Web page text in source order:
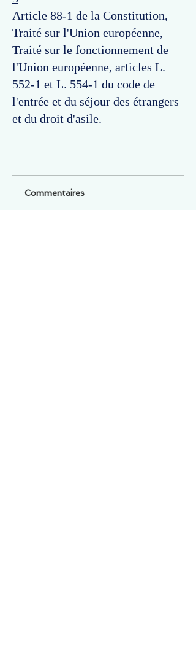
Article 88-1 de la Constitution,
Traité sur l'Union européenne,
Traité sur le fonctionnement de
l'Union européenne, articles L.
552-1 et L. 554-1 du code de
l'entrée et du séjour des étrangers
et du droit d'asile.
Commentaires